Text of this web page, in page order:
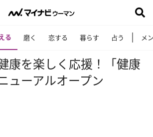
る 磨く 恋する 暮らす 占う メ
康を楽しく応援！「健康
ューアルオープン